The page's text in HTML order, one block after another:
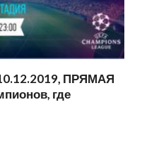
ПРЯМАЯ
где